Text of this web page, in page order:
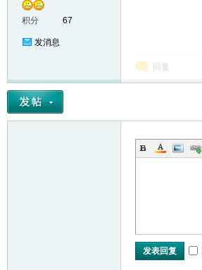
积分 67
发消息
回复
发表回复